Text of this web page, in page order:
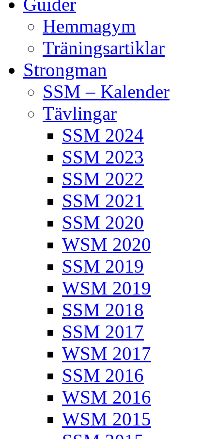
Hemmagym
Träningsartiklar
Strongman
SSM – Kalender
Tävlingar
SSM 2024
SSM 2023
SSM 2022
SSM 2021
SSM 2020
WSM 2020
SSM 2019
WSM 2019
SSM 2018
SSM 2017
WSM 2017
SSM 2016
WSM 2016
WSM 2015